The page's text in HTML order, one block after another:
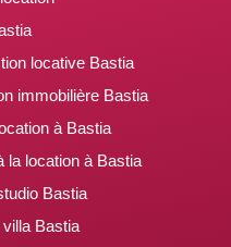
locative Bastia
immobilière Bastia
à Bastia
la location à Bastia
Bastia
Bastia